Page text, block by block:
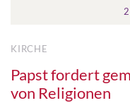
KIRCHE
Papst fordert
von Religionen